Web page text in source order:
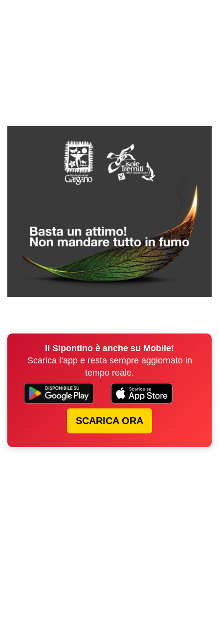
Il Sipontino è anche su Mobile!
Scarica l’app e resta sempre aggiornato in
tempo reale.
SCARICA ORA